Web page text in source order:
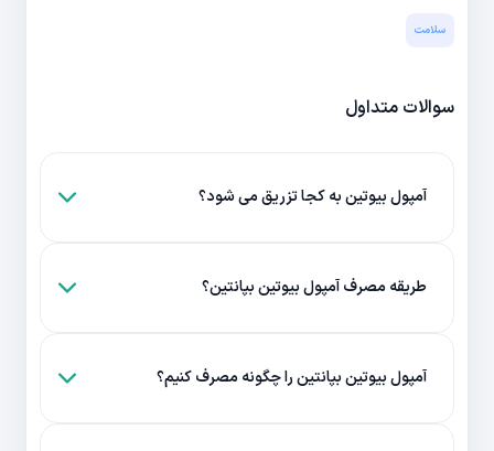
سلامت
سوالات متداول
آمپول بیوتین به کجا تزریق می شود؟
طریقه مصرف آمپول بیوتین بپانتین؟
آمپول بیوتین بپانتین را چگونه مصرف کنیم؟